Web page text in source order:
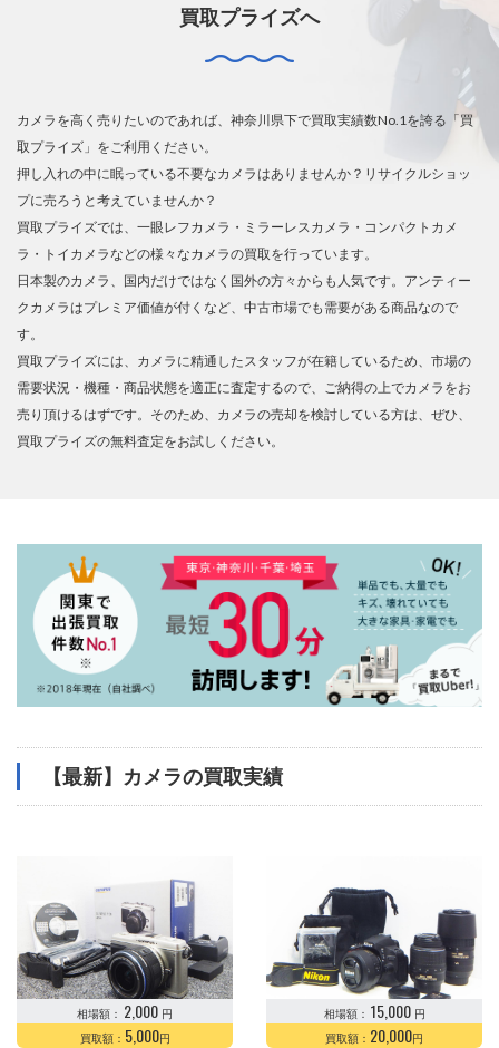
買取プライズへ
カメラを高く売りたいのであれば、神奈川県下で買取実績数No.1を誇る「買
取プライズ」をご利用ください。
押し入れの中に眠っている不要なカメラはありませんか？リサイクルショッ
プに売ろうと考えていませんか？
買取プライズでは、一眼レフカメラ・ミラーレスカメラ・コンパクトカメ
ラ・トイカメラなどの様々なカメラの買取を行っています。
日本製のカメラ、国内だけではなく国外の方々からも人気です。アンティー
クカメラはプレミア価値が付くなど、中古市場でも需要がある商品なので
す。
買取プライズには、カメラに精通したスタッフが在籍しているため、市場の
需要状況・機種・商品状態を適正に査定するので、ご納得の上でカメラをお
売り頂けるはずです。そのため、カメラの売却を検討している方は、ぜひ、
買取プライズの無料査定をお試しください。
【最新】カメラの買取実績
相場額： 2,000 円
買取額： 5,000円
相場額： 15,000 円
買取額： 20,000円